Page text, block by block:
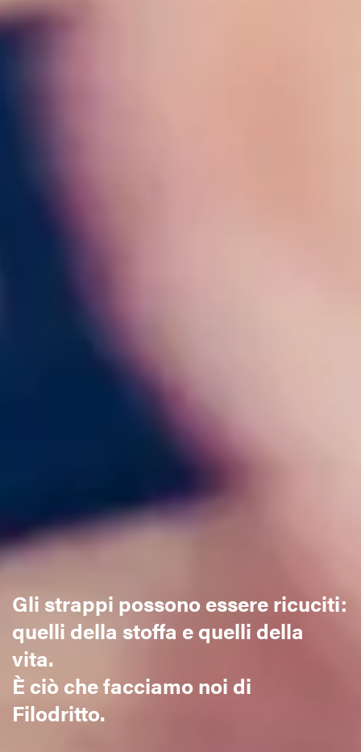
Gli strappi possono essere ricuciti:
quelli della stoffa e quelli della
vita.
È ciò che facciamo noi di
Filodritto.